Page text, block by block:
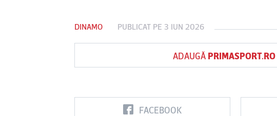
DINAMO PUBLICAT PE 3 IUN 2026
ADAUGĂ PRIMASPORT.RO
FACEBOOK
FC Botoşani
Vs
Corvinul
Sepsi OSK Sf
Vs
FCSB